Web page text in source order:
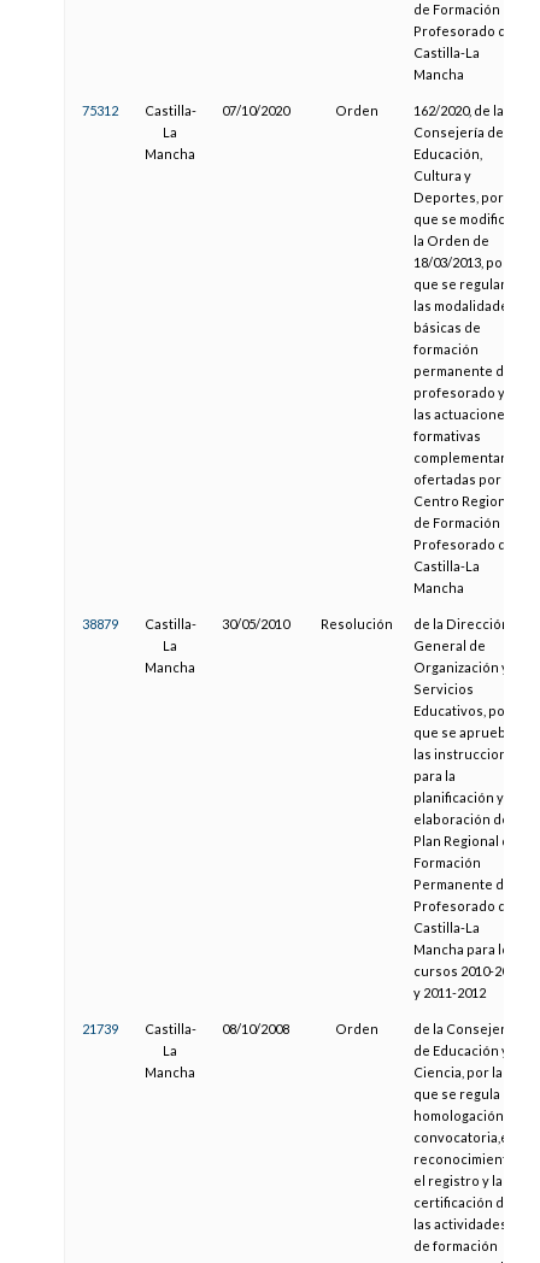
de Formación del
Profesorado de
Castilla-La
Mancha
75312
Castilla-
La
Mancha
07/10/2020 Orden
162/2020, de la
Consejería de
Educación,
Cultura y
Deportes, por la
que se modifica
la Orden de
18/03/2013, por la
que se regulan
las modalidades
básicas de
formación
permanente del
profesorado y
las actuaciones
formativas
complementarias
ofertadas por el
Centro Regional
de Formación del
Profesorado de
Castilla-La
Mancha
38879
Castilla-
La
Mancha
30/05/2010 Resolución
de la Dirección
General de
Organización y
Servicios
Educativos, por la
que se aprueban
las instrucciones
para la
planificación y
elaboración del
Plan Regional de
Formación
Permanente del
Profesorado de
Castilla-La
Mancha para los
cursos 2010-2011
y 2011-2012
21739
Castilla-
La
Mancha
08/10/2008 Orden
de la Consejería
de Educación y
Ciencia, por la
que se regula la
homologación, la
convocatoria,el
reconocimiento,
el registro y la
certificación de
las actividades
de formación